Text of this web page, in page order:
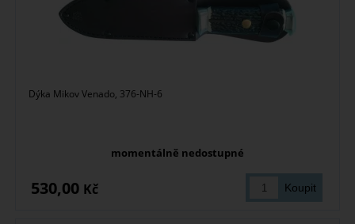
Dýka Mikov Venado, 376-NH-6
momentálně nedostupné
530,00 Kč